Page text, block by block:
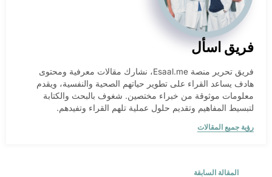
فريق اسأل
فريق تحرير منصة Esaal.me، نشارك مقالات معرفية ومحتوى
هادف يساعد القراء على تطوير حياتهم الصحية والنفسية، ويقدم
معلومات موثوقة من خبراء مختصين. شغوف بالبحث والكتابة
لتبسيط المفاهيم وتقديم حلول عملية تلهم القراء وتفيدهم.
رؤية جميع المقالات
المقالة السابقة